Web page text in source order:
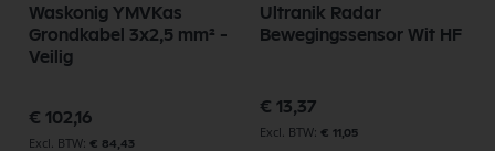
Waskonig YMVKas
Grondkabel 3x2,5 mm² -
Veilig
€ 102,16
€ 84,43
Ultranik Radar
Bewegingssensor Wit HF
€ 13,37
€ 11,05